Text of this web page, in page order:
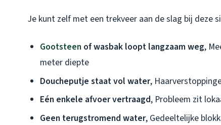
Je kunt zelf met een trekveer aan de slag bij deze
Gootsteen of wasbak loopt langzaam weg,
meter diepte
Doucheputje staat vol water,
Eén enkele afvoer vertraagd, Probleem zit
Geen terugstromend water, Gedeeltelijke